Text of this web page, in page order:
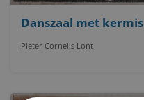
Danszaal met kermis
Pieter Cornelis Lont